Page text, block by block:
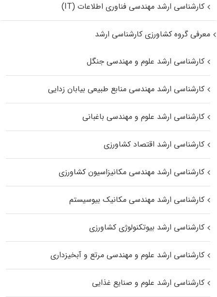
کارشناسی ارشد مهندسی فناوری اطلاعات (IT)
معرفی گروه کشاورزی کارشناسی ارشد
کارشناسی ارشد علوم و مهندسی جنگل
کارشناسی ارشد مهندسی منابع طبیعی بیابان زدایی
کارشناسی ارشد علوم و مهندسی باغبانی
کارشناسی ارشد اقتصاد کشاورزی
کارشناسی ارشد مهندسی مکانیزاسیون کشاورزی
کارشناسی ارشد مهندسی مکانیک بیوسیستم
کارشناسی ارشد بیوتکنولوژی کشاورزی
کارشناسی ارشد علوم و مهندسی مرتع و آبخیزداری
کارشناسی ارشد علوم و صنایع غذایی